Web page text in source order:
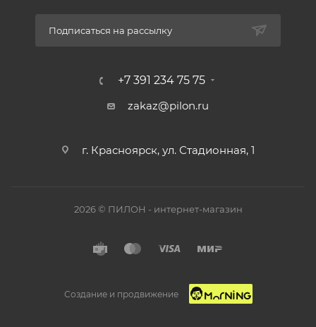
Подписаться на рассылку
+7 391 234 75 75
zakaz@pilon.ru
г. Красноярск, ул. Стадионная, 1
2026 © ПИЛОН - интернет-магазин
Создание и продвижение